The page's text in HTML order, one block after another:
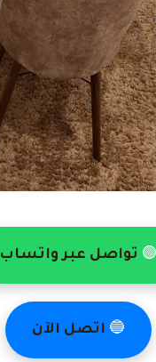
🟢 تواصل عبر واتساب
🔵 اتصل الآن